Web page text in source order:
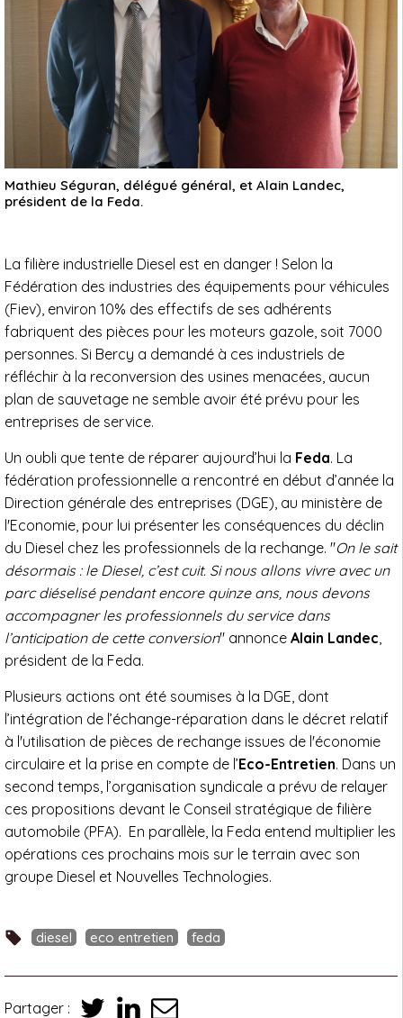
Mathieu Séguran, délégué général, et Alain Landec,
président de la Feda.
La filière industrielle Diesel est en danger ! Selon la
Fédération des industries des équipements pour véhicules
(Fiev), environ 10% des effectifs de ses adhérents
fabriquent des pièces pour les moteurs gazole, soit 7000
personnes. Si Bercy a demandé à ces industriels de
réfléchir à la reconversion des usines menacées, aucun
plan de sauvetage ne semble avoir été prévu pour les
entreprises de service.
Un oubli que tente de réparer aujourd’hui la Feda. La
fédération professionnelle a rencontré en début d’année la
Direction générale des entreprises (DGE), au ministère de
l'Economie, pour lui présenter les conséquences du déclin
du Diesel chez les professionnels de la rechange. "On le sait
désormais : le Diesel, c’est cuit. Si nous allons vivre avec un
parc diéselisé pendant encore quinze ans, nous devons
accompagner les professionnels du service dans
l’anticipation de cette conversion" annonce Alain Landec,
président de la Feda.
Plusieurs actions ont été soumises à la DGE, dont
l’intégration de l’échange-réparation dans le décret relatif
à l'utilisation de pièces de rechange issues de l'économie
circulaire et la prise en compte de l’Eco-Entretien. Dans un
second temps, l’organisation syndicale a prévu de relayer
ces propositions devant le Conseil stratégique de filière
automobile (PFA). En parallèle, la Feda entend multiplier les
opérations ces prochains mois sur le terrain avec son
groupe Diesel et Nouvelles Technologies.
diesel eco entretien feda
Partager :